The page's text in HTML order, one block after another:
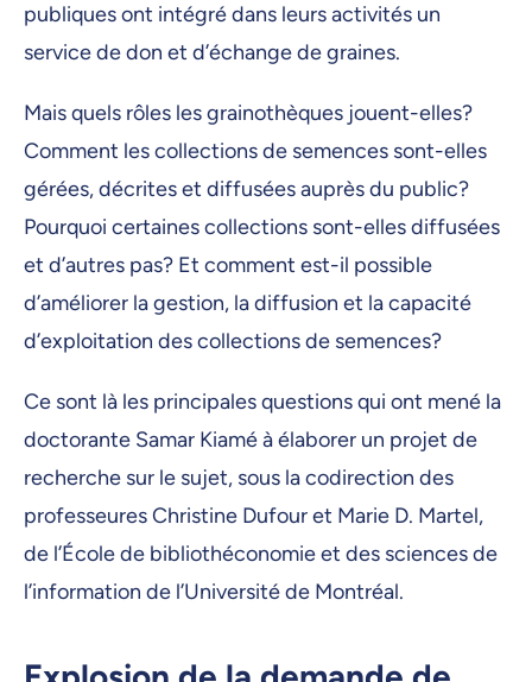
publiques ont intégré dans leurs activités un
service de don et d’échange de graines.
Mais quels rôles les grainothèques jouent-elles?
Comment les collections de semences sont-elles
gérées, décrites et diffusées auprès du public?
Pourquoi certaines collections sont-elles diffusées
et d’autres pas? Et comment est-il possible
d’améliorer la gestion, la diffusion et la capacité
d’exploitation des collections de semences?
Ce sont là les principales questions qui ont mené la
doctorante Samar Kiamé à élaborer un projet de
recherche sur le sujet, sous la codirection des
professeures Christine Dufour et Marie D. Martel,
de l’École de bibliothéconomie et des sciences de
l’information de l’Université de Montréal.